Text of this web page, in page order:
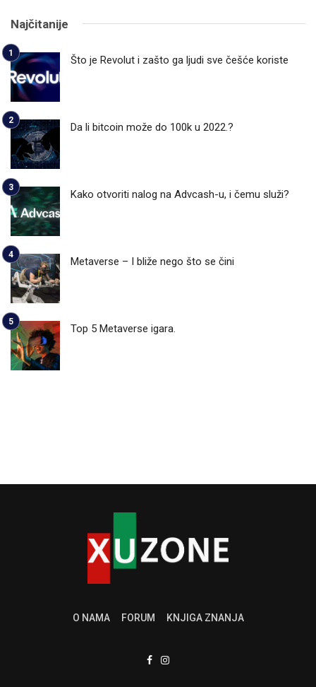
Najčitanije
Što je Revolut i zašto ga ljudi sve češće koriste
Da li bitcoin može do 100k u 2022.?
Kako otvoriti nalog na Advcash-u, i čemu služi?
Metaverse – I bliže nego što se čini
Top 5 Metaverse igara.
O NAMA FORUM KNJIGA ZNANJA